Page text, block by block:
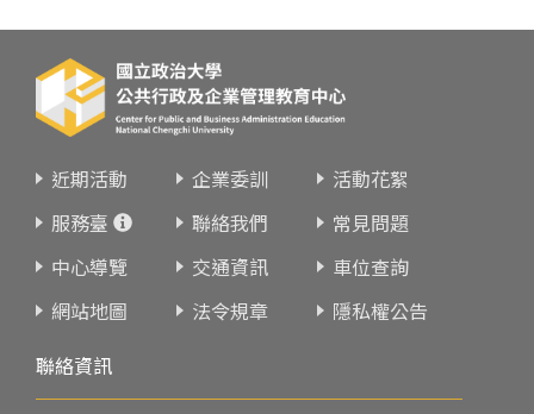
近期活動 企業委訓
活動花絮
服務臺
聯絡我們
常見問題
中心導覽
交通資訊
車位查詢
網站地圖
法令規章
隱私權公告
聯絡資訊